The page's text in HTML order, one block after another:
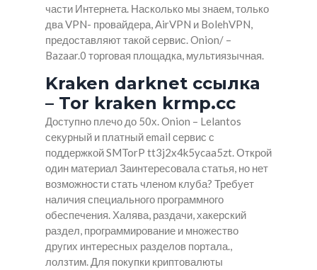
части Интернета. Насколько мы знаем, только
два VPN- провайдера, AirVPN и BolehVPN,
предоставляют такой сервис. Onion/ –
Bazaar.0 торговая площадка, мультиязычная.
Kraken darknet ссылка
– Tor kraken krmp.cc
Доступно плечо до 50х. Onion – Lelantos
секурный и платный email сервис с
поддержкой SMTorP tt3j2x4k5ycaa5zt. Открой
один материал Заинтересовала статья, но нет
возможности стать членом клуба? Требует
наличия специального программного
обеспечения. Халява, раздачи, хакерский
раздел, программирование и множество
других интересных разделов портала.,
лолзтим. Для покупки криптовалюты